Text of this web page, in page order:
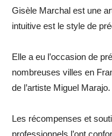
Gisèle Marchal est une
intuitive est le style de
Elle a eu l’occasion de
nombreuses villes en
de l’artiste Miguel Marajo.
Les récompenses et
professionnels l’ont